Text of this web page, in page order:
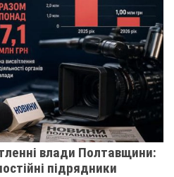
влади Полтавщини:
підрядники